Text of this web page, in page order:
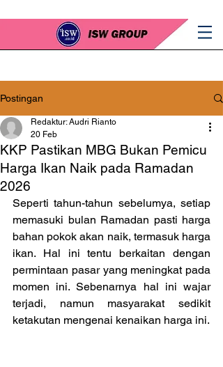
Postingan
KKP Pastikan MBG Bukan Pemicu
Harga Ikan Naik pada Ramadan
2026
Redaktur: Audri Rianto
20 Feb
Seperti tahun-tahun sebelumya, setiap
memasuki bulan Ramadan pasti harga
bahan pokok akan naik, termasuk harga
ikan. Hal ini tentu berkaitan dengan
permintaan pasar yang meningkat pada
momen ini. Sebenarnya hal ini wajar
terjadi, namun masyarakat sedikit
ketakutan mengenai kenaikan harga ini.